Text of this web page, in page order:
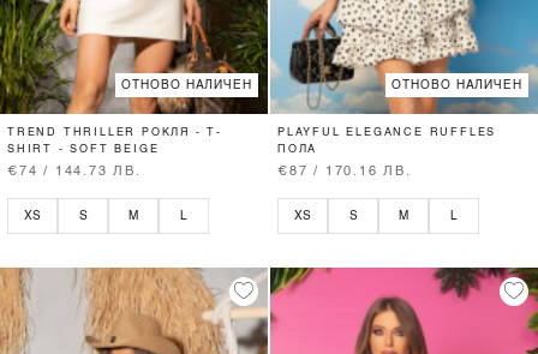
ОТНОВО НАЛИЧЕН
TREND THRILLER РОКЛЯ - T-
SHIRT - SOFT BEIGE
€74 / 144.73 ЛВ.
XS S M
ОТНОВО НАЛИЧЕН
PLAYFUL ELEGANCE RUFFLES
ПОЛА
€87 / 170.16 ЛВ.
XS S M